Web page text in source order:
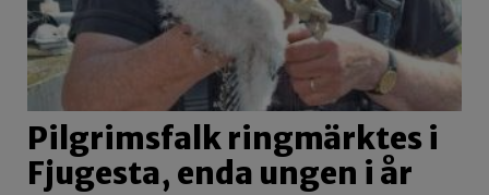
Pilgrimsfalk ringmärktes i
Fjugesta, enda ungen i år